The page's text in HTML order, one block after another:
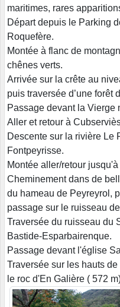
maritimes, rares
Départ depuis le Parking
Roquefère.
Montée à flanc de
chênes verts.
Arrivée sur la crête au
puis traversée d’une forêt
Passage devant la Vierge
Aller et retour à
Descente sur la rivière Le
Fontpeyrisse.
Montée aller/retour
Cheminement dans de
du hameau de Peyreyrol,
passage sur le ruisseau
Traversée du ruisseau du
Bastide-Esparbairenque.
Passage devant l'église
Traversée sur les hauts
le roc d'En Galière ( 572